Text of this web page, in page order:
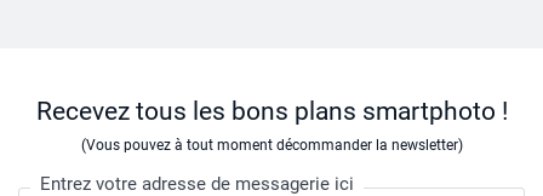
Recevez tous les bons plans smartphoto !
(Vous pouvez à tout moment décommander la newsletter)
Entrez votre adresse de messagerie ici